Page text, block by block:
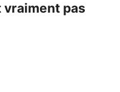
vraiment pas